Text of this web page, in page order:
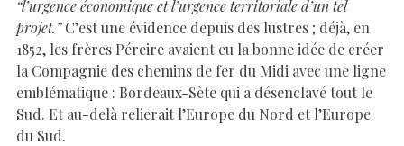
“l’urgence économique et l’urgence territoriale d’un tel
projet.”C’est une évidence depuis des lustres ; déjà, en
1852, les frères Péreire avaient eu la bonne idée de créer
la Compagnie des chemins de fer du Midi avec une ligne
emblématique : Bordeaux-Sète qui a désenclavé tout le
Sud. Et au-delà relierait l’Europe du Nord et l’Europe
du Sud.